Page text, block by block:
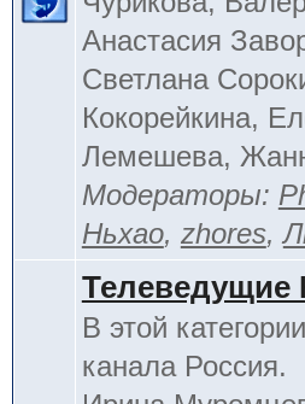
Анастасия
Светлана
Кокорейкина,
Лемешева,
Модераторы:
Ньхао, zhores,
Телеведущие
В этой
канала Россия.